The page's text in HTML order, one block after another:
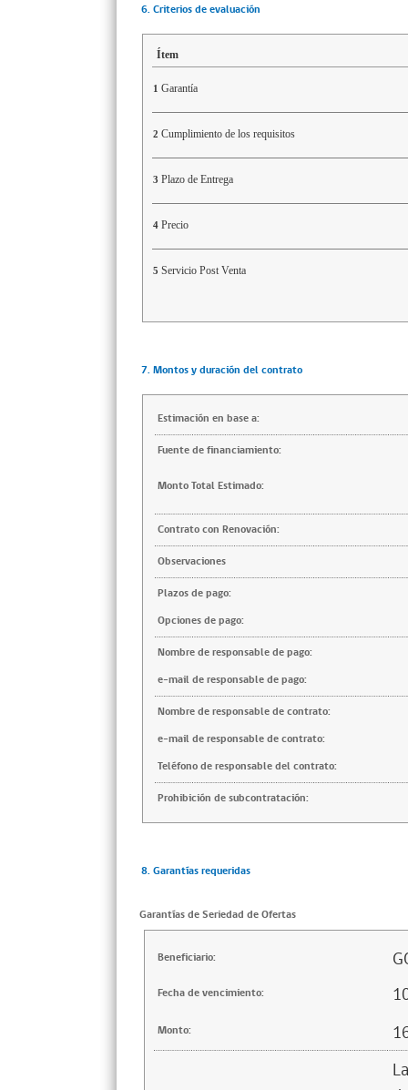
6. Criterios de evaluación
Ítem
1 Garantía
2 Cumplimiento de los requisitos
3 Plazo de Entrega
4 Precio
5 Servicio Post Venta
7. Montos y duración del contrato
Estimación en base a:
Fuente de financiamiento:
Monto Total Estimado:
Contrato con Renovación:
Observaciones
Plazos de pago:
Opciones de pago:
Nombre de responsable de pago:
e-mail de responsable de pago:
Nombre de responsable de contrato:
e-mail de responsable de contrato:
Teléfono de responsable del contrato:
Prohibición de subcontratación:
8. Garantías requeridas
Garantías de Seriedad de Ofertas
Beneficiario:
Fecha de vencimiento:
Monto: